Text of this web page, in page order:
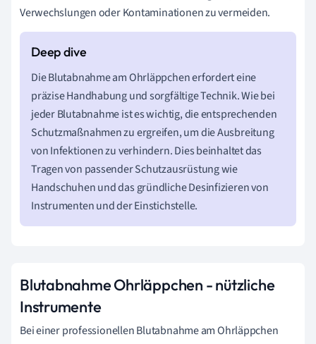
Verwechslungen oder Kontaminationen zu vermeiden.
Die Blutabnahme am Ohrläppchen erfordert eine
präzise Handhabung und sorgfältige Technik. Wie bei
jeder Blutabnahme ist es wichtig, die entsprechenden
Schutzmaßnahmen zu ergreifen, um die Ausbreitung
von Infektionen zu verhindern. Dies beinhaltet das
Tragen von passender Schutzausrüstung wie
Handschuhen und das gründliche Desinfizieren von
Instrumenten und der Einstichstelle.
Blutabnahme Ohrläppchen - nützliche
Instrumente
Bei einer professionellen Blutabnahme am Ohrläppchen